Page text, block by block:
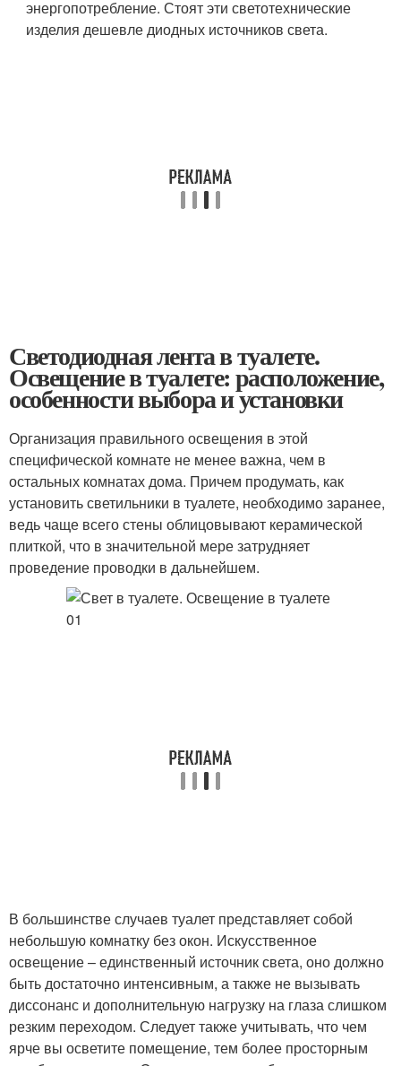
энергопотребление. Стоят эти светотехнические
изделия дешевле диодных источников света.
Светодиодная лента в туалете.
Освещение в туалете: расположение,
особенности выбора и установки
Организация правильного освещения в этой
специфической комнате не менее важна, чем в
остальных комнатах дома. Причем продумать, как
установить светильники в туалете, необходимо заранее,
ведь чаще всего стены облицовывают керамической
плиткой, что в значительной мере затрудняет
проведение проводки в дальнейшем.
В большинстве случаев туалет представляет собой
небольшую комнатку без окон. Искусственное
освещение – единственный источник света, оно должно
быть достаточно интенсивным, а также не вызывать
диссонанс и дополнительную нагрузку на глаза слишком
резким переходом. Следует также учитывать, что чем
ярче вы осветите помещение, тем более просторным